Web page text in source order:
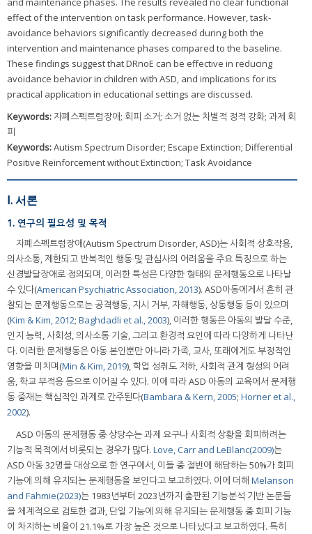
effect of the intervention on task performance. However, task-
avoidance behaviors significantly decreased during both the
intervention and maintenance phases compared to the baseline.
These findings suggest that DRnoE can be effective in reducing
avoidance behavior in children with ASD, and implications for its
practical application in educational settings are discussed.
Keywords:자폐스펙트럼장애; 회피 소거; 소거 없는 차별적 정적 강화; 과제 회
피
Keywords:Autism Spectrum Disorder; Escape Extinction; Differential
Positive Reinforcement without Extinction; Task Avoidance
Ⅰ. 서론
1. 연구의 필요성 및 목적
자폐스펙트럼장애(Autism Spectrum Disorder, ASD)는 사회적 상호작용,
의사소통, 제한되고 반복적인 행동 및 관심사의 어려움을 주요 특징으로 하는
신경발달장애로 정의되며, 이러한 특성은 다양한 형태의 문제행동으로 나타날
수 있다(American Psychiatric Association, 2013). ASD아동에게서 흔히 관
찰되는 문제행동으로는 공격행동, 지시 거부, 자해행동, 상동행동 등이 있으며
(Kim & Kim, 2012; Baghdadli et al., 2003), 이러한 행동은 아동의 발달 수준,
인지 능력, 사회성, 의사소통 기술, 그리고 환경적 요인에 따라 다양하게 나타난
다. 이러한 문제행동은 아동 본인뿐만 아니라 가족, 교사, 또래에게도 부정적인
영향을 미치며(Min & Kim, 2019), 학업 성취도 저하, 사회적 관계 형성의 어려
움, 학교 부적응 등으로 이어질 수 있다. 이에 따라 ASD 아동의 교육에서 문제행
동 중재는 핵심적인 과제로 간주된다(Bambara & Kern, 2005; Horner et al.,
2002).
ASD 아동의 문제행동 중 상당수는 과제 요구나 사회적 상황을 회피하려는
기능적 목적에서 비롯되는 경우가 많다. Love, Carr and LeBlanc(2009)는
ASD 아동 32명을 대상으로 한 연구에서, 이들 중 절반에 해당하는 50%가 회피
기능에 의해 유지되는 문제행동을 보인다고 보고하였다. 이에 더해 Melanson
and Fahmie(2023)는 1983년부터 2023년까지 출판된 기능분석 기반 논문들
을 체계적으로 검토한 결과, 단일 기능에 의해 유지되는 문제행동 중 회피 기능
이 차지하는 비율이 21.1%로 가장 높은 것으로 나타났다고 보고하였다. 특히